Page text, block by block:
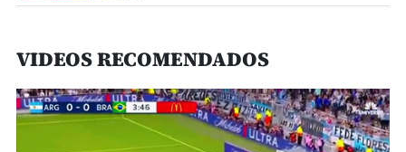
VIDEOS RECOMENDADOS